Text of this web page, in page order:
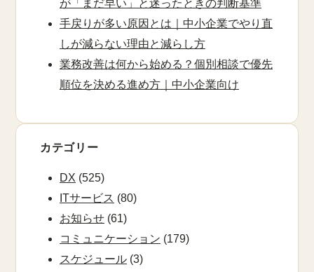
が「まだ早い」と迷ったときの判断基準
手戻りが多い原因とは｜中小企業でやり直
しが減らない理由と減らし方
業務改善は何から始める？個別相談で優先
順位を決める進め方｜中小企業向け
カテゴリー
DX (525)
ITサービス (80)
お知らせ (61)
コミュニケーション (179)
スケジュール (3)